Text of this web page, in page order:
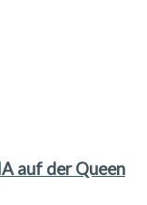
auf der Queen